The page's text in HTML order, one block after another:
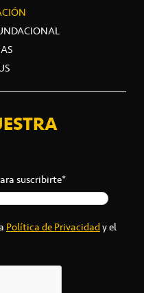
suscribirte*
Política de Privacidady el